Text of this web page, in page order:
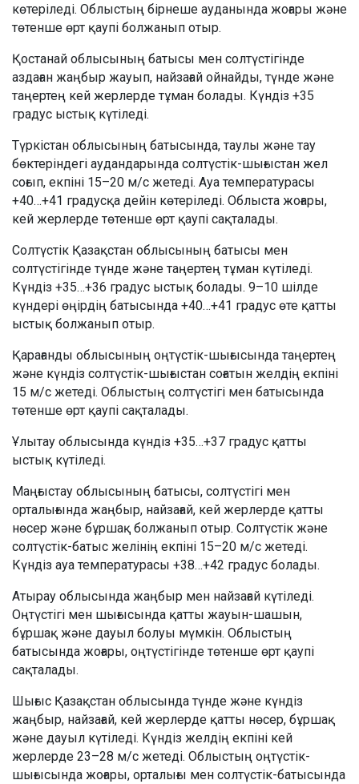
көтеріледі. Облыстың бірнеше ауданында жоғары және
төтенше өрт қаупі болжанып отыр.
Қостанай облысының батысы мен солтүстігінде
аздаған жаңбыр жауып, найзағай ойнайды, түнде және
таңертең кей жерлерде тұман болады. Күндіз +35
градус ыстық күтіледі.
Түркістан облысының батысында, таулы және тау
бөктеріндегі аудандарында солтүстік-шығыстан жел
соғып, екпіні 15–20 м/с жетеді. Ауа температурасы
+40…+41 градусқа дейін көтеріледі. Облыста жоғары,
кей жерлерде төтенше өрт қаупі сақталады.
Солтүстік Қазақстан облысының батысы мен
солтүстігінде түнде және таңертең тұман күтіледі.
Күндіз +35…+36 градус ыстық болады. 9–10 шілде
күндері өңірдің батысында +40…+41 градус өте қатты
ыстық болжанып отыр.
Қарағанды облысының оңтүстік-шығысында таңертең
және күндіз солтүстік-шығыстан соғатын желдің екпіні
15 м/с жетеді. Облыстың солтүстігі мен батысында
төтенше өрт қаупі сақталады.
Ұлытау облысында күндіз +35…+37 градус қатты
ыстық күтіледі.
Маңғыстау облысының батысы, солтүстігі мен
орталығында жаңбыр, найзағай, кей жерлерде қатты
нөсер және бұршақ болжанып отыр. Солтүстік және
солтүстік-батыс желінің екпіні 15–20 м/с жетеді.
Күндіз ауа температурасы +38…+42 градус болады.
Атырау облысында жаңбыр мен найзағай күтіледі.
Оңтүстігі мен шығысында қатты жауын-шашын,
бұршақ және дауыл болуы мүмкін. Облыстың
батысында жоғары, оңтүстігінде төтенше өрт қаупі
сақталады.
Шығыс Қазақстан облысында түнде және күндіз
жаңбыр, найзағай, кей жерлерде қатты нөсер, бұршақ
және дауыл күтіледі. Күндіз желдің екпіні кей
жерлерде 23–28 м/с жетеді. Облыстың оңтүстік-
шығысында жоғары, орталығы мен солтүстік-батысында